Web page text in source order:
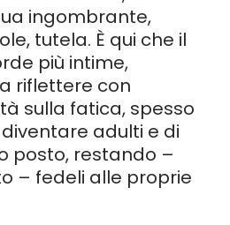
ingombrante,
tutela. È qui che il
più intime,
riflettere con
sulla fatica, spesso
adulti e di
posto, restando –
– fedeli alle proprie